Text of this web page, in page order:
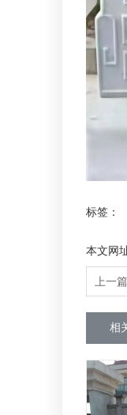
标签：
本文网
上一
相